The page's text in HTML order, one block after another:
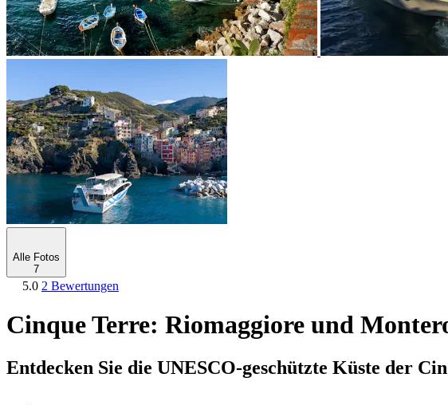
Alle Fotos
7
5.0 2 Bewertungen
Cinque Terre: Riomaggiore und
Entdecken Sie die UNESCO-geschützte Küste der